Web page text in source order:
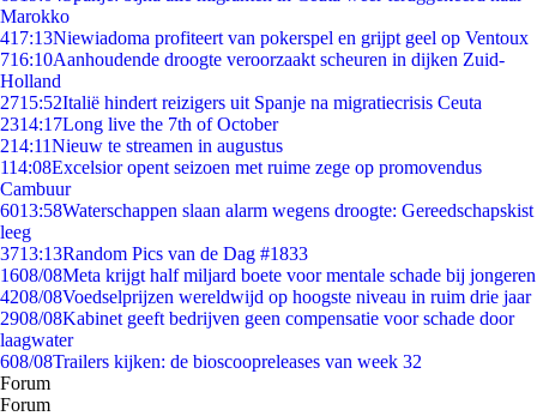
Marokko
417:13Niewiadoma profiteert van pokerspel en grijpt geel op Ventoux
716:10Aanhoudende droogte veroorzaakt scheuren in dijken Zuid-
Holland
2715:52Italië hindert reizigers uit Spanje na migratiecrisis Ceuta
2314:17Long live the 7th of October
214:11Nieuw te streamen in augustus
114:08Excelsior opent seizoen met ruime zege op promovendus
Cambuur
6013:58Waterschappen slaan alarm wegens droogte: Gereedschapskist
leeg
3713:13Random Pics van de Dag #1833
1608/08Meta krijgt half miljard boete voor mentale schade bij jongeren
4208/08Voedselprijzen wereldwijd op hoogste niveau in ruim drie jaar
2908/08Kabinet geeft bedrijven geen compensatie voor schade door
laagwater
608/08Trailers kijken: de bioscoopreleases van week 32
Forum
Forum